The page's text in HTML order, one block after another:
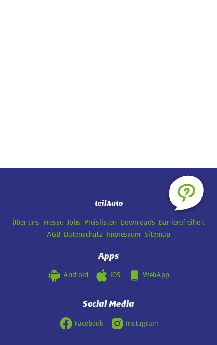
teilAuto
Navigation
überspringen
Über uns Presse Jobs Preislisten Downloads
Barrierefreiheit
AGB
Datenschutz Impressum Sitemap
Apps
Android iOS WebApp
Social Media
Facebook Instagram